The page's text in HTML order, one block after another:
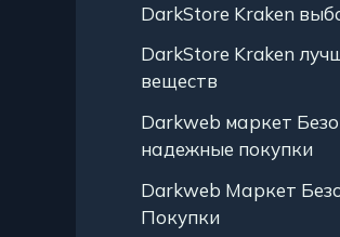
DarkStore Kraken
DarkStore Kraken
веществ
Darkweb маркет
надежные покупки
Darkweb Маркет
Покупки